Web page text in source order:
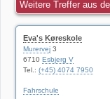
Weitere Treffer aus
Eva's Køreskole
Murervej 3
6710 Esbjerg V
Tel.: (+45) 4074 7950
Fahrschule